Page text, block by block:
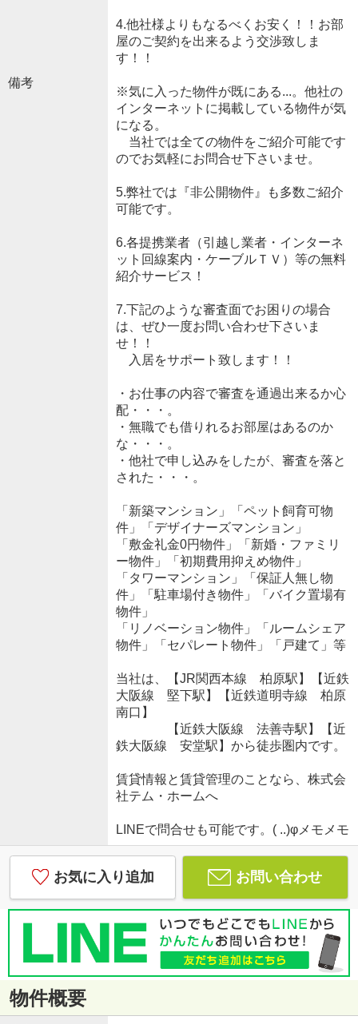
備考
4.他社様よりもなるべくお安く！！お部
屋のご契約を出来るよう交渉致しま
す！！
※気に入った物件が既にある...。他社の
インターネットに掲載している物件が気
になる。
当社では全ての物件をご紹介可能です
のでお気軽にお問合せ下さいませ。
5.弊社では『非公開物件』も多数ご紹介
可能です。
6.各提携業者（引越し業者・インターネ
ット回線案内・ケーブルＴＶ）等の無料
紹介サービス！
7.下記のような審査面でお困りの場合
は、ぜひ一度お問い合わせ下さいま
せ！！
入居をサポート致します！！
・お仕事の内容で審査を通過出来るか心
配・・・。
・無職でも借りれるお部屋はあるのか
な・・・。
・他社で申し込みをしたが、審査を落と
された・・・。
「新築マンション」「ペット飼育可物
件」「デザイナーズマンション」
「敷金礼金0円物件」「新婚・ファミリ
ー物件」「初期費用抑えめ物件」
「タワーマンション」「保証人無し物
件」「駐車場付き物件」「バイク置場有
物件」
「リノベーション物件」「ルームシェア
物件」「セパレート物件」「戸建て」等
当社は、【JR関西本線 柏原駅】【近鉄
大阪線 堅下駅】【近鉄道明寺線 柏原
南口】
【近鉄大阪線 法善寺駅】【近
鉄大阪線 安堂駅】から徒歩圏内です。
賃貸情報と賃貸管理のことなら、株式会
社テム・ホームへ
LINEで問合せも可能です。( ..)φメモメモ
お気に入り追加 お問い合わせ
物件概要